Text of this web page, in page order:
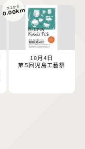
10月4日
第５回児島工藝祭
ココから
0.00km